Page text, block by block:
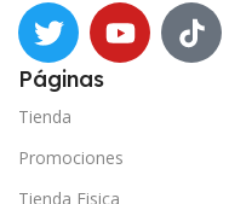
Páginas
Tienda
Promociones
Tienda Fisica